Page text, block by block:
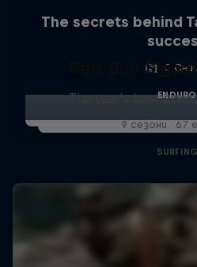
The secrets behind
3
ENDURO
Red Bull
The year's best
9 сезони · 67
SURFING